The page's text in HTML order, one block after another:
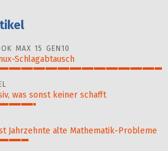
MAX 15 GEN10
Schlagabtausch
was sonst keiner schafft
Jahr­zehn­te alte Ma­thematik-Pro­ble­me